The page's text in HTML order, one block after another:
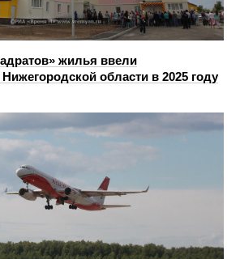
жилья ввели
области в 2025 году